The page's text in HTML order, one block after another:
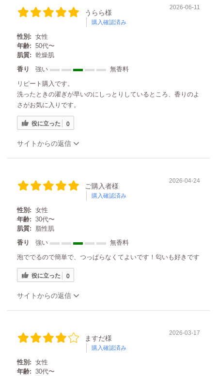
うらら様
購入確認済み
2026-06-11
性別: 女性
年齢: 50代〜
肌質: 乾燥肌
香り
強い
無香料
リピート購入です。
洗ったときの濯ぎが早いのにしっとりしているところ、香りのよ
さがお気に入りです。
役に立った 0
サイトからの返信
ご購入者様
購入確認済み
2026-04-24
性別: 女性
年齢: 30代〜
肌質:
脂性肌
香り
強い
無香料
泡ででるので簡単で、つっぱらなくてよいです！匂いも好きです
役に立った 0
サイトからの返信
ますだ様
購入確認済み
2026-03-17
性別: 女性
年齢: 30代〜